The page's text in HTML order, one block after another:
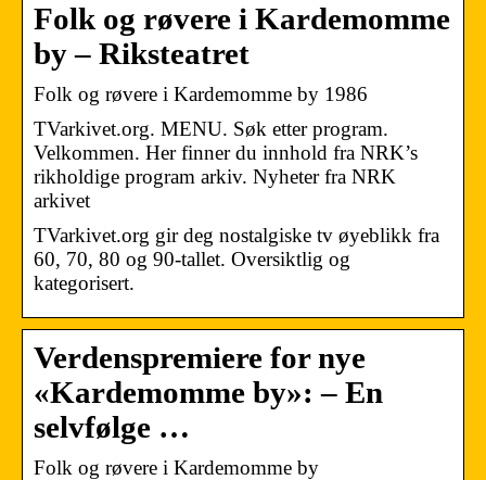
Folk og røvere i Kardemomme
by – Riksteatret
Folk og røvere i Kardemomme by 1986
TVarkivet.org. MENU. Søk etter program.
Velkommen. Her finner du innhold fra NRK’s
rikholdige program arkiv. Nyheter fra NRK
arkivet
TVarkivet.org gir deg nostalgiske tv øyeblikk fra
60, 70, 80 og 90-tallet. Oversiktlig og
kategorisert.
Verdenspremiere for nye
«Kardemomme by»: – En
selvfølge …
Folk og røvere i Kardemomme by